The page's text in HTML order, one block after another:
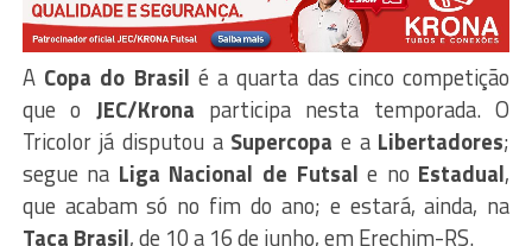
A Copa do Brasil é a quarta das cinco competição
que o JEC/Krona participa nesta temporada. O
Tricolor já disputou a Supercopa e a Libertadores;
segue na Liga Nacional de Futsal e no Estadual,
que acabam só no fim do ano; e estará, ainda, na
Taça Brasil, de 10 a 16 de junho, em Erechim-RS.